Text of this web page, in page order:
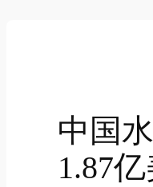
中国
1.87